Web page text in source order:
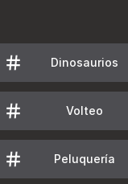
Dinosaurios
Volteo
Peluquería